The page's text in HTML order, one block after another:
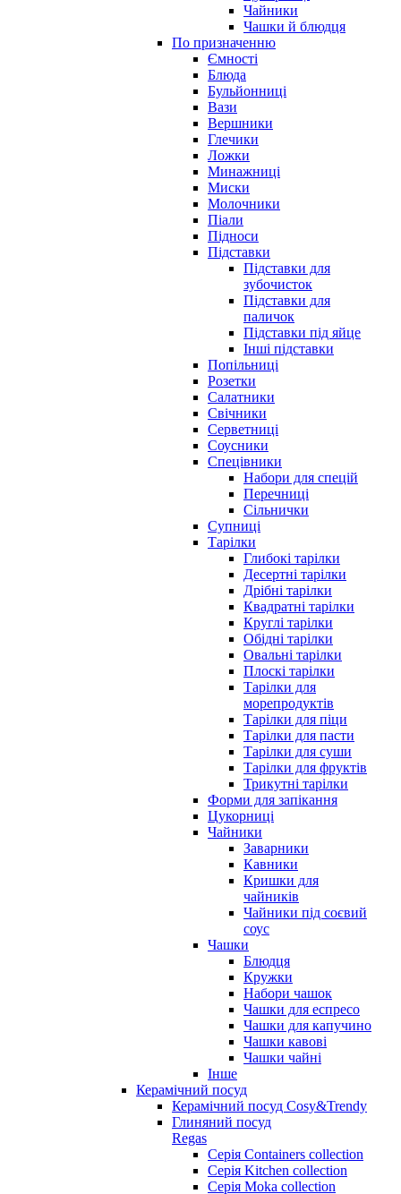
Чайники
Чашки й блюдця
По призначенню
Ємності
Блюда
Бульйонниці
Вази
Вершники
Глечики
Ложки
Минажниці
Миски
Молочники
Піали
Підноси
Підставки
Підставки для
зубочисток
Підставки для
паличок
Підставки під яйце
Інші підставки
Попільниці
Розетки
Салатники
Свічники
Серветниці
Соусники
Спецівники
Набори для спецій
Перечниці
Сільнички
Супниці
Тарілки
Глибокі тарілки
Десертні тарілки
Дрібні тарілки
Квадратні тарілки
Круглі тарілки
Обідні тарілки
Овальні тарілки
Плоскі тарілки
Тарілки для
морепродуктів
Тарілки для піци
Тарілки для пасти
Тарілки для суши
Тарілки для фруктів
Трикутні тарілки
Форми для запікання
Цукорниці
Чайники
Заварники
Кавники
Кришки для
чайників
Чайники під соєвий
соус
Чашки
Блюдця
Кружки
Набори чашок
Чашки для еспресо
Чашки для капучино
Чашки кавові
Чашки чайні
Інше
Керамічний посуд
Керамічний посуд Cosy&Trendy
Глиняний посуд
Regas
Серія Containers collection
Серія Kitchen collection
Серія Moka collection